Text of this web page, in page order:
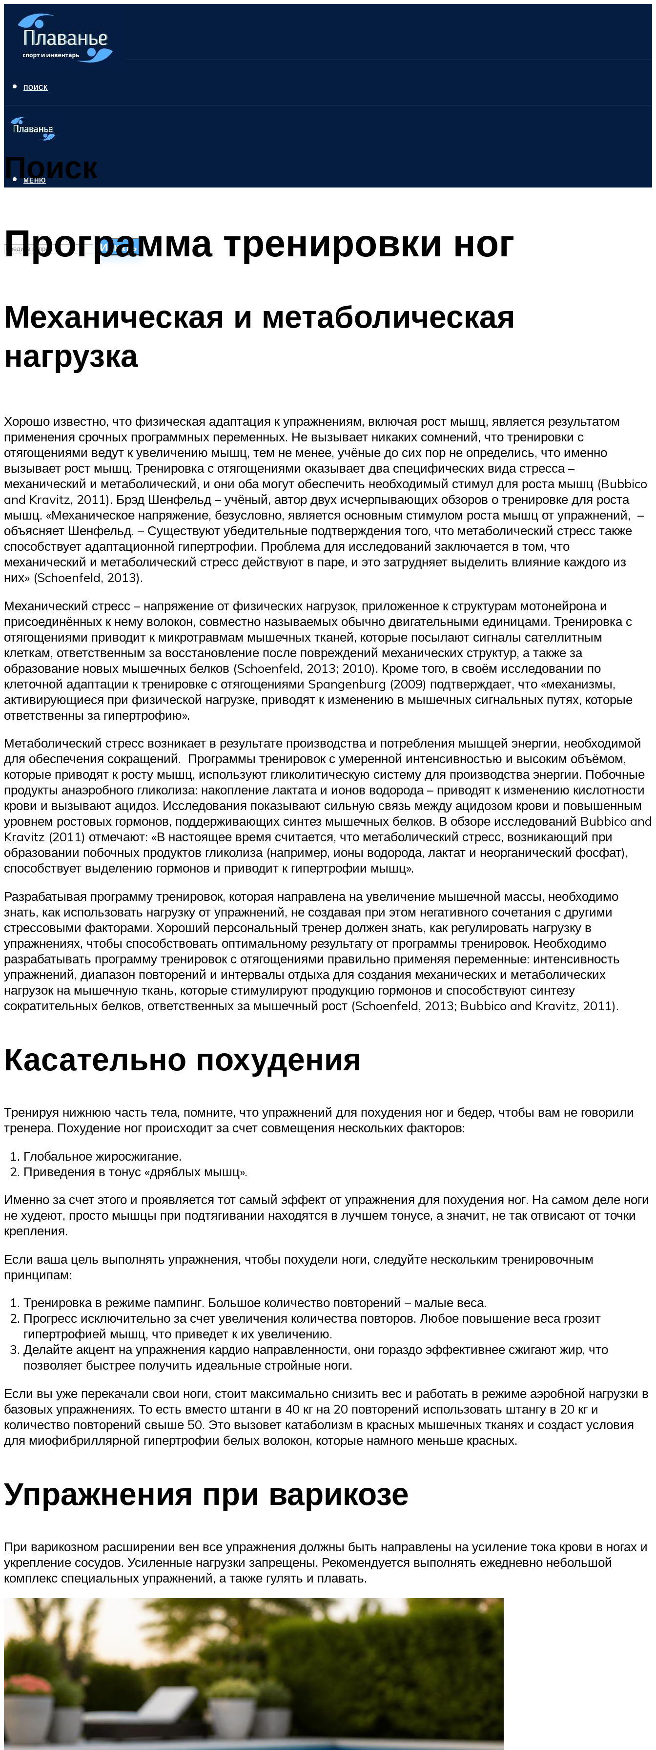
ПОИСК
Поиск
Искать
БАССЕЙН ДЛЯ ДОМА
МЕНЮ
МЕНЮ
Программа тренировки ног
Механическая и метаболическая
нагрузка
Хорошо известно, что физическая адаптация к упражнениям, включая рост мышц, является результатом
применения срочных программных переменных. Не вызывает никаких сомнений, что тренировки с
отягощениями ведут к увеличению мышц, тем не менее, учёные до сих пор не определись, что именно
вызывает рост мышц. Тренировка с отягощениями оказывает два специфических вида стресса –
механический и метаболический, и они оба могут обеспечить необходимый стимул для роста мышц (Bubbico
and Kravitz, 2011). Брэд Шенфельд – учёный, автор двух исчерпывающих обзоров о тренировке для роста
мышц. «Механическое напряжение, безусловно, является основным стимулом роста мышц от упражнений, –
объясняет Шенфельд. – Существуют убедительные подтверждения того, что метаболический стресс также
способствует адаптационной гипертрофии. Проблема для исследований заключается в том, что
механический и метаболический стресс действуют в паре, и это затрудняет выделить влияние каждого из
них» (Schoenfeld, 2013).
Механический стресс – напряжение от физических нагрузок, приложенное к структурам мотонейрона и
присоединённых к нему волокон, совместно называемых обычно двигательными единицами. Тренировка с
отягощениями приводит к микротравмам мышечных тканей, которые посылают сигналы сателлитным
клеткам, ответственным за восстановление после повреждений механических структур, а также за
образование новых мышечных белков (Schoenfeld, 2013; 2010). Кроме того, в своём исследовании по
клеточной адаптации к тренировке с отягощениями Spangenburg (2009) подтверждает, что «механизмы,
активирующиеся при физической нагрузке, приводят к изменению в мышечных сигнальных путях, которые
ответственны за гипертрофию».
Метаболический стресс возникает в результате производства и потребления мышцей энергии, необходимой
для обеспечения сокращений. Программы тренировок с умеренной интенсивностью и высоким объёмом,
которые приводят к росту мышц, используют гликолитическую систему для производства энергии. Побочные
продукты анаэробного гликолиза: накопление лактата и ионов водорода – приводят к изменению кислотности
крови и вызывают ацидоз. Исследования показывают сильную связь между ацидозом крови и повышенным
уровнем ростовых гормонов, поддерживающих синтез мышечных белков. В обзоре исследований Bubbico and
Kravitz (2011) отмечают: «В настоящее время считается, что метаболический стресс, возникающий при
образовании побочных продуктов гликолиза (например, ионы водорода, лактат и неорганический фосфат),
способствует выделению гормонов и приводит к гипертрофии мышц».
Разрабатывая программу тренировок, которая направлена на увеличение мышечной массы, необходимо
знать, как использовать нагрузку от упражнений, не создавая при этом негативного сочетания с другими
стрессовыми факторами. Хороший персональный тренер должен знать, как регулировать нагрузку в
упражнениях, чтобы способствовать оптимальному результату от программы тренировок. Необходимо
разрабатывать программу тренировок с отягощениями правильно применяя переменные: интенсивность
упражнений, диапазон повторений и интервалы отдыха для создания механических и метаболических
нагрузок на мышечную ткань, которые стимулируют продукцию гормонов и способствуют синтезу
сократительных белков, ответственных за мышечный рост (Schoenfeld, 2013; Bubbico and Kravitz, 2011).
Касательно похудения
Тренируя нижнюю часть тела, помните, что упражнений для похудения ног и бедер, чтобы вам не говорили
тренера. Похудение ног происходит за счет совмещения нескольких факторов:
Глобальное жиросжигание.
Приведения в тонус «дряблых мышц».
Именно за счет этого и проявляется тот самый эффект от упражнения для похудения ног. На самом деле ноги
не худеют, просто мышцы при подтягивании находятся в лучшем тонусе, а значит, не так отвисают от точки
крепления.
Если ваша цель выполнять упражнения, чтобы похудели ноги, следуйте нескольким тренировочным
принципам:
Тренировка в режиме пампинг. Большое количество повторений – малые веса.
Прогресс исключительно за счет увеличения количества повторов. Любое повышение веса грозит
гипертрофией мышц, что приведет к их увеличению.
Делайте акцент на упражнения кардио направленности, они гораздо эффективнее сжигают жир, что
позволяет быстрее получить идеальные стройные ноги.
Если вы уже перекачали свои ноги, стоит максимально снизить вес и работать в режиме аэробной нагрузки в
базовых упражнениях. То есть вместо штанги в 40 кг на 20 повторений использовать штангу в 20 кг и
количество повторений свыше 50. Это вызовет катаболизм в красных мышечных тканях и создаст условия
для миофибриллярной гипертрофии белых волокон, которые намного меньше красных.
Упражнения при варикозе
При варикозном расширении вен все упражнения должны быть направлены на усиление тока крови в ногах и
укрепление сосудов. Усиленные нагрузки запрещены. Рекомендуется выполнять ежедневно небольшой
комплекс специальных упражнений, а также гулять и плавать.